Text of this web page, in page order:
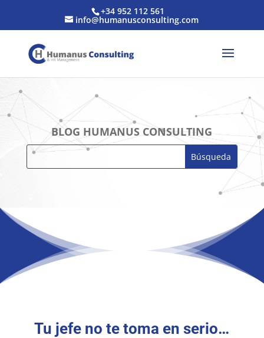
+34 952 112 561
info@humanusconsulting.com
BLOG HUMANUS CONSULTING
Tu jefe no te toma en serio…